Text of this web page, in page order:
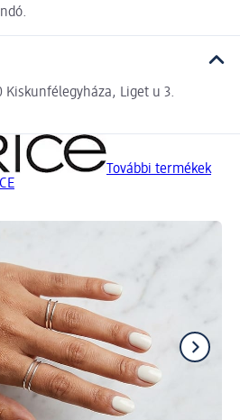
Kiskunfélegyháza, Liget u 3.
További termékek